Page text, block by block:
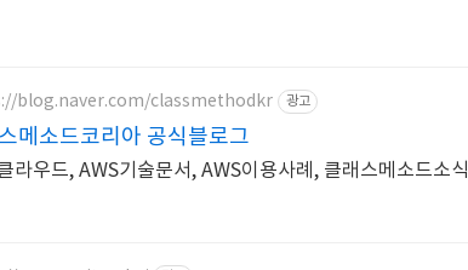
blog.naver.com/classmethodkr 광고
메소드코리아 공식블로그
라우드, AWS기술문서, AWS이용사례, 클래스메소드소식